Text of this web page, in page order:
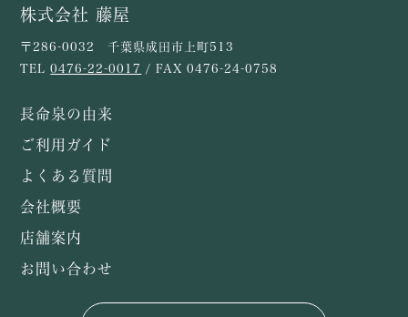
株式会社 藤屋
〒286-0032 千葉県成田市上町513
TEL0476-22-0017 / FAX 0476-24-0758
長命泉の由来
ご利用ガイド
よくある質問
会社概要
店舗案内
お問い合わせ